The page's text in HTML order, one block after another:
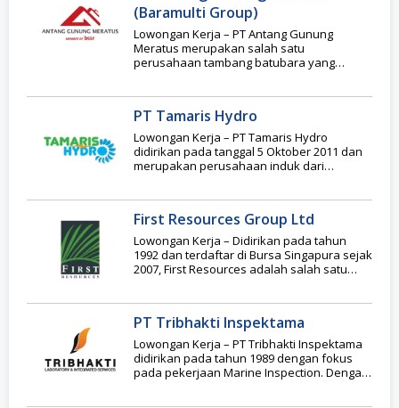
(Baramulti Group)
Lowongan Kerja – PT Antang Gunung
Meratus merupakan salah satu
perusahaan tambang batubara yang
PT Tamaris Hydro
Lowongan Kerja – PT Tamaris Hydro
didirikan pada tanggal 5 Oktober 2011 dan
merupakan perusahaan induk dari
First Resources Group Ltd
Lowongan Kerja – Didirikan pada tahun
1992 dan terdaftar di Bursa Singapura sejak
2007, First Resources adalah salah satu
PT Tribhakti Inspektama
Lowongan Kerja – PT Tribhakti Inspektama
didirikan pada tahun 1989 dengan fokus
pada pekerjaan Marine Inspection. Dengan